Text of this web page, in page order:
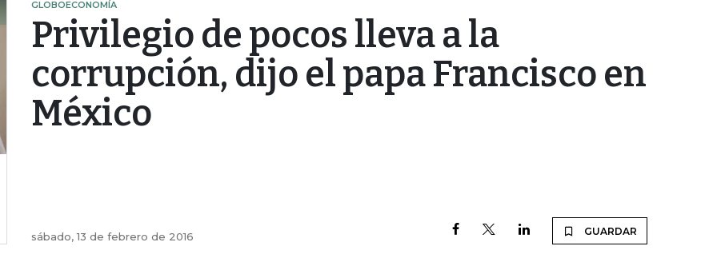
GLOBOECONOMÍA
Privilegio de pocos lleva a la
corrupción, dijo el papa Francisco en
México
sábado, 13 de febrero de 2016 GUARDAR